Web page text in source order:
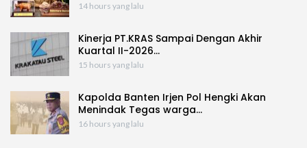
14 hours yang lalu
Kinerja PT.KRAS Sampai Dengan Akhir
Kuartal II-2026…
15 hours yang lalu
Kapolda Banten Irjen Pol Hengki Akan
Menindak Tegas warga…
16 hours yang lalu